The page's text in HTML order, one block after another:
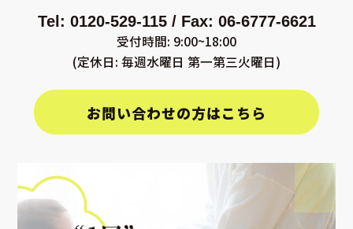
Tel: 0120-529-115 / Fax: 06-6777-6621
受付時間: 9:00~18:00
(定休日: 毎週水曜日 第一第三火曜日)
お問い合わせの方はこちら